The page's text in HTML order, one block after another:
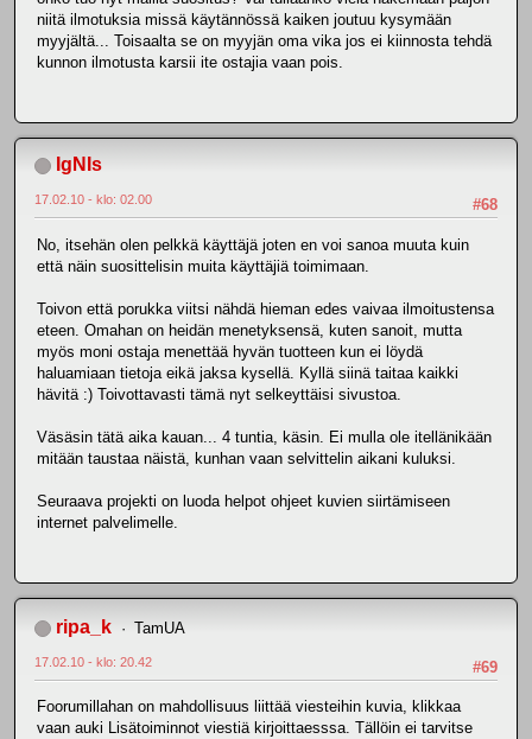
niitä ilmotuksia missä käytännössä kaiken joutuu kysymään
myyjältä... Toisaalta se on myyjän oma vika jos ei kiinnosta tehdä
kunnon ilmotusta karsii ite ostajia vaan pois.
IgNIs
#68
17.02.10 - klo: 02.00
No, itsehän olen pelkkä käyttäjä joten en voi sanoa muuta kuin
että näin suosittelisin muita käyttäjiä toimimaan.
Toivon että porukka viitsi nähdä hieman edes vaivaa ilmoitustensa
eteen. Omahan on heidän menetyksensä, kuten sanoit, mutta
myös moni ostaja menettää hyvän tuotteen kun ei löydä
haluamiaan tietoja eikä jaksa kysellä. Kyllä siinä taitaa kaikki
hävitä :) Toivottavasti tämä nyt selkeyttäisi sivustoa.
Väsäsin tätä aika kauan... 4 tuntia, käsin. Ei mulla ole itellänikään
mitään taustaa näistä, kunhan vaan selvittelin aikani kuluksi.
Seuraava projekti on luoda helpot ohjeet kuvien siirtämiseen
internet palvelimelle.
ripa_k TamUA
#69
17.02.10 - klo: 20.42
Foorumillahan on mahdollisuus liittää viesteihin kuvia, klikkaa
vaan auki Lisätoiminnot viestiä kirjoittaesssa. Tällöin ei tarvitse